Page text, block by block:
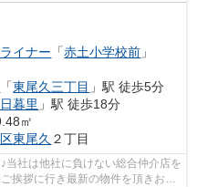
イナー 「赤土小学校前 」
「東尾久三丁目 」駅 徒歩5分
暮里 」駅 徒歩18分
㎡
東尾久 ２丁目
当社は他社に負けない総合仲介店を
挨拶に行き最新の物件を頂きお客